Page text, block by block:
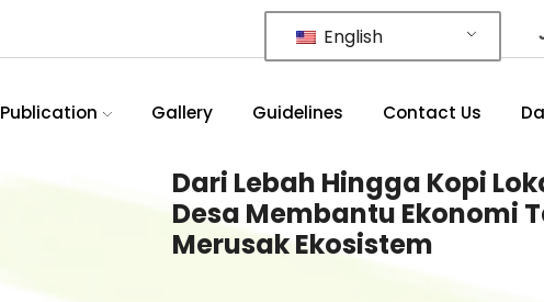
English
Publication Gallery Guidelines Contact Us
Dari Lebah Hingga Kopi
Desa Membantu Ekonomi
Merusak Ekosistem